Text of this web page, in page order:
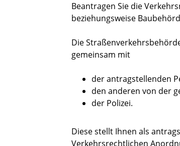
Beantragen Sie die
beziehungsweise
Die
gemeinsam mit
der antragstellenden
den anderen von der
der Polizei.
Diese stellt Ihnen als
Verkehrsrechtlichen